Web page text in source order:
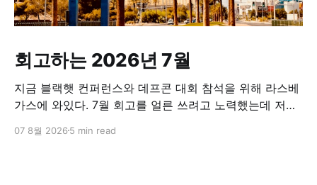
회고하는 2026년 7월
지금 블랙햇 컨퍼런스와 데프콘 대회 참석을 위해 라스베
가스에 와있다. 7월 회고를 얼른 쓰려고 노력했는데 저녁
금 여유가 있어서 호텔 로비에 앉아서 회고글을 쓰고 있
07 8월 2026 5 min read